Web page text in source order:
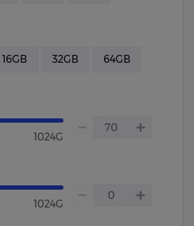
16GB 32GB 64GB
1024G
1024G